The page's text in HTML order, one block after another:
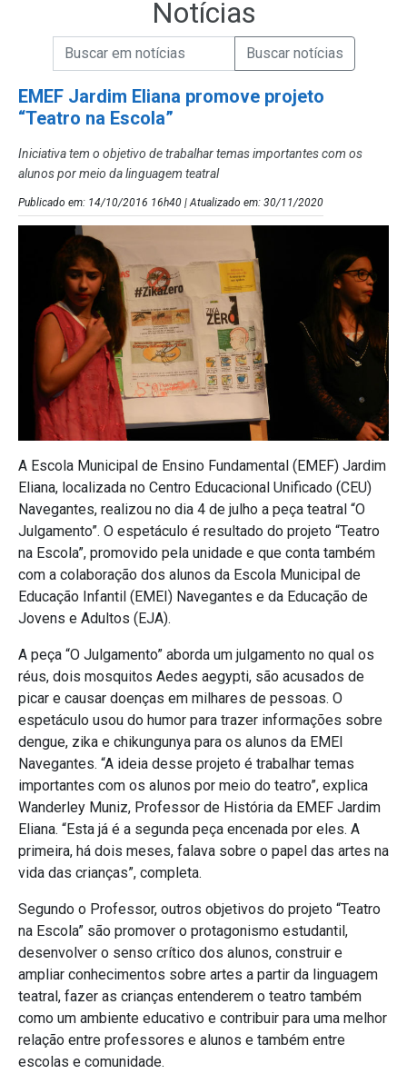
Notícias
Campo de Busca de Notícias
Campo de Busca de informaçõesEnviar a Busca de Notícias
EMEF Jardim Eliana promove projeto
“Teatro na Escola”
Iniciativa tem o objetivo de trabalhar temas importantes com os
alunos por meio da linguagem teatral
Publicado em: 14/10/2016 16h40 | Atualizado em: 30/11/2020
A Escola Municipal de Ensino Fundamental (EMEF) Jardim
Eliana, localizada no Centro Educacional Unificado (CEU)
Navegantes, realizou no dia 4 de julho a peça teatral “O
Julgamento”. O espetáculo é resultado do projeto “Teatro
na Escola”, promovido pela unidade e que conta também
com a colaboração dos alunos da Escola Municipal de
Educação Infantil (EMEI) Navegantes e da Educação de
Jovens e Adultos (EJA).
A peça “O Julgamento” aborda um julgamento no qual os
réus, dois mosquitos Aedes aegypti, são acusados de
picar e causar doenças em milhares de pessoas. O
espetáculo usou do humor para trazer informações sobre
dengue, zika e chikungunya para os alunos da EMEI
Navegantes. “A ideia desse projeto é trabalhar temas
importantes com os alunos por meio do teatro”, explica
Wanderley Muniz, Professor de História da EMEF Jardim
Eliana. “Esta já é a segunda peça encenada por eles. A
primeira, há dois meses, falava sobre o papel das artes na
vida das crianças”, completa.
Segundo o Professor, outros objetivos do projeto “Teatro
na Escola” são promover o protagonismo estudantil,
desenvolver o senso crítico dos alunos, construir e
ampliar conhecimentos sobre artes a partir da linguagem
teatral, fazer as crianças entenderem o teatro também
como um ambiente educativo e contribuir para uma melhor
relação entre professores e alunos e também entre
escolas e comunidade.